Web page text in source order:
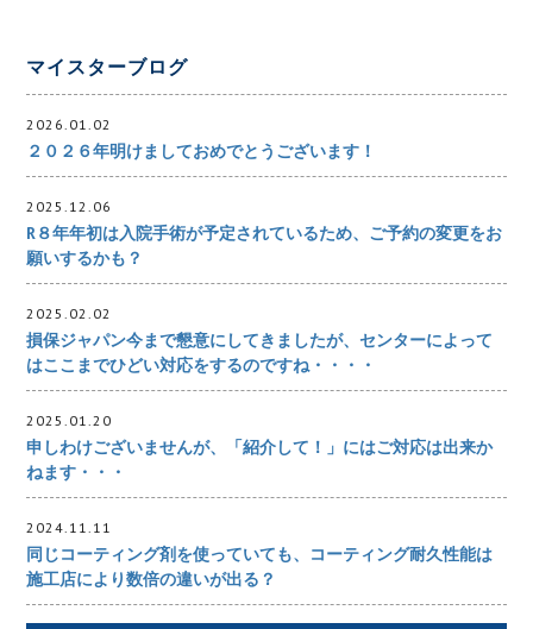
マイスターブログ
2026.01.02
２０２６年明けましておめでとうございます！
2025.12.06
R８年年初は入院手術が予定されているため、ご予約の変更をお
願いするかも？
2025.02.02
損保ジャパン今まで懇意にしてきましたが、センターによって
はここまでひどい対応をするのですね・・・・
2025.01.20
申しわけございませんが、「紹介して！」にはご対応は出来か
ねます・・・
2024.11.11
同じコーティング剤を使っていても、コーティング耐久性能は
施工店により数倍の違いが出る？